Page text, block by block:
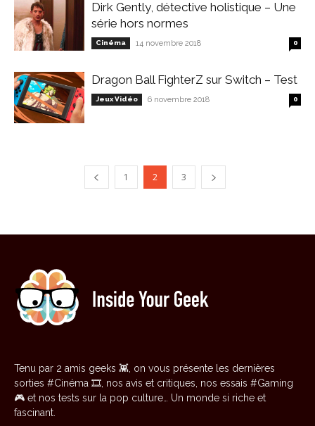
Dirk Gently, détective holistique – Une
série hors normes
Cinéma 14 novembre 2018 0
Dragon Ball FighterZ sur Switch – Test
Jeux Vidéo 6 novembre 2018 0
1 2 3
Tenu par 2 amis geeks 👾, on vous présente les dernières
sorties #Cinéma 🎞️, nos avis et critiques, nos essais #Gaming
🎮 et nos tests sur la pop culture… Un monde si riche et
fascinant.